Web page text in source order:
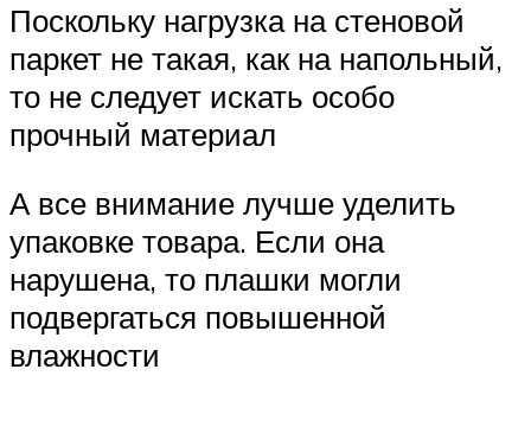
Поскольку нагрузка на стеновой
паркет не такая, как на напольный,
то не следует искать особо
прочный материал
А все внимание лучше уделить
упаковке товара. Если она
нарушена, то плашки могли
подвергаться повышенной
влажности